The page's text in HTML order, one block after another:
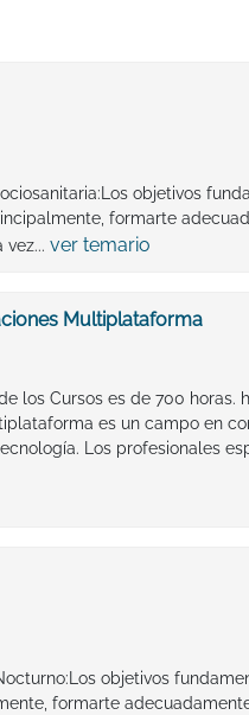
objetivos
formarte
ver temario
Multiplataforma
los Cursos es de 700 horas.
es un campo en
Los profesionales
objetivos
formarte